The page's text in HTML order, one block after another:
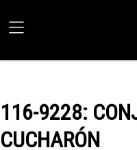
116-9228:
CUCHARÓN